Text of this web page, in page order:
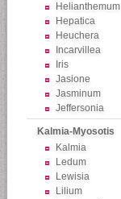
Helianthemum
Hepatica
Heuchera
Incarvillea
Iris
Jasione
Jasminum
Jeffersonia
Kalmia-Myosotis
Kalmia
Ledum
Lewisia
Lilium